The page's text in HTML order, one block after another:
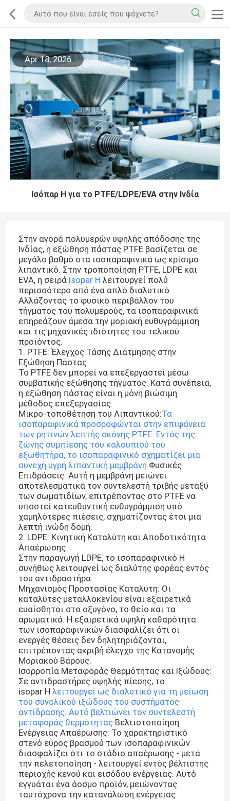
Apr 18, 2026
Ισόπαρ H για το PTFE/LDPE/EVA στην Ινδία
Στην αγορά πολυμερών υψηλής απόδοσης της
Ινδίας, η εξώθηση πάστας PTFE βασίζεται σε
μεγάλο βαθμό στα ισοπαραφινικά ως κρίσιμο
λιπαντικό. Στην τροποποίηση PTFE, LDPE και
EVA, η σειρά Isopar H λειτουργεί πολύ
περισσότερο από ένα απλό διαλυτικό.
Αλλάζοντας το φυσικό περιβάλλον του
τήγματος του πολυμερούς, τα ισοπαραφινικά
επηρεάζουν άμεσα την μοριακή ευθυγράμμιση
και τις μηχανικές ιδιότητες του τελικού
προϊόντος.
1. PTFE: Έλεγχος Τάσης Διάτμησης στην
Εξώθηση Πάστας
Το PTFE δεν μπορεί να επεξεργαστεί μέσω
συμβατικής εξώθησης τήγματος. Κατά συνέπεια,
η εξώθηση πάστας είναι η μόνη βιώσιμη
μέθοδος επεξεργασίας.
Μικρο-τοποθέτηση του Λιπαντικού:Τα
ισοπαραφινικά προσροφώνται στην επιφάνεια
των ρητινών λεπτής σκόνης PTFE. Εντός της
ζώνης συμπίεσης του καλουπιού του
εξωθητήρα, το ισοπαραφινικό σχηματίζει μια
συνεχή υγρή λιπαντική μεμβράνη.Φυσικές
Επιδράσεις: Αυτή η μεμβράνη μειώνει
αποτελεσματικά τον συντελεστή τριβής μεταξύ
των σωματιδίων, επιτρέποντας στο PTFE να
υποστεί κατευθυντική ευθυγράμμιση υπό
χαμηλότερες πιέσεις, σχηματίζοντας έτσι μια
λεπτή ινώδη δομή.
2. LDPE: Κινητική Καταλύτη και Αποδοτικότητα
Απαέρωσης
Στην παραγωγή LDPE, το ισοπαραφινικό H
συνήθως λειτουργεί ως διαλύτης φορέας εντός
του αντιδραστήρα.
Μηχανισμός Προστασίας Καταλύτη: Οι
καταλύτες μεταλλοκενίου είναι εξαιρετικά
ευαίσθητοι στο οξυγόνο, το θείο και τα
αρωματικά. Η εξαιρετικά υψηλή καθαρότητα
των ισοπαραφινικών διασφαλίζει ότι οι
ενεργές θέσεις δεν δηλητηριάζονται,
επιτρέποντας ακριβή έλεγχο της Κατανομής
Μοριακού Βάρους.
Ισορροπία Μεταφοράς Θερμότητας και Ιξώδους:
Σε αντιδραστήρες υψηλής πίεσης, το
isopar H λειτουργεί ως διαλυτικό για τη μείωση
του συνολικού ιξώδους του συστήματος
αντίδρασης. Αυτό βελτιώνει τον συντελεστή
μεταφοράς θερμότητας.Βελτιστοποίηση
Ενέργειας Απαέρωσης: Το χαρακτηριστικό
στενό εύρος βρασμού των ισοπαραφινικών
διασφαλίζει ότι το στάδιο απαέρωσης - μετά
την πελετοποίηση - λειτουργεί εντός βέλτιστης
περιοχής κενού και εισόδου ενέργειας. Αυτό
εγγυάται ένα άοσμο προϊόν, μειώνοντας
ταυτόχρονα την κατανάλωση ενέργειας